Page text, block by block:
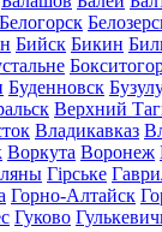
Белогорск
Бийск Бикин
Буденновск
Верхний
Владикавказ
Воркута Воронеж
Гірське
Горно-Алтайск
Гуково